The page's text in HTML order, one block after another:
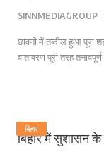
SINNMEDIAGROUP
छावनी में तब्दील हुआ पूरा
वातावरण पूरी तरह
बिहार
बिहार में सुशासन के